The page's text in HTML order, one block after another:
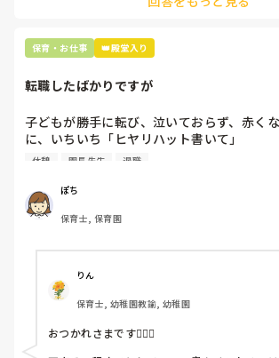
保育・お仕事 👑殿堂入り
転職したばかりですが
子どもが勝手に転び、泣いておらず、赤く
に、いちいち「ヒヤリハット書いて」
と書かされ
（そう言う本人は書かない）
しかも、上司に↑この内容でも
ちゃんと考えて対策を練って書き込むよう
呼ばれて一緒に対策を考えさせられること多
これだけで30〜40分拘束されて辛いです
皆さんの園はどうですか?
休憩 園長先生 退職
ぽち
保育士, 保育園
りん
保育士, 幼稚園教諭, 幼稚園
おつかれさまです🙇🏻‍♀️